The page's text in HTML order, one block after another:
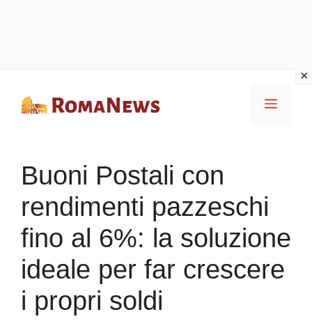
Menu
Buoni Postali con
rendimenti pazzeschi
fino al 6%: la soluzione
ideale per far crescere
i propri soldi